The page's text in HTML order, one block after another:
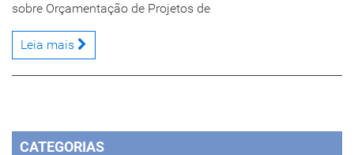
sobre Orçamentação de Projetos de
Leia mais
CATEGORIAS